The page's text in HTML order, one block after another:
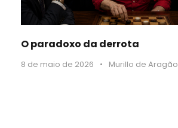
O paradoxo da derrota
8 de maio de 2026 • Murillo de Aragão